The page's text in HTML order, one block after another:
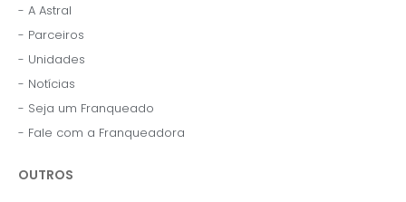
- A Astral
- Parceiros
- Unidades
- Notícias
- Seja um Franqueado
- Fale com a Franqueadora
OUTROS